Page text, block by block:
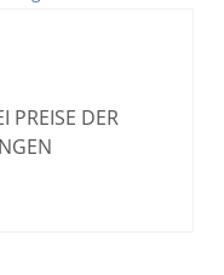
PREISE DER